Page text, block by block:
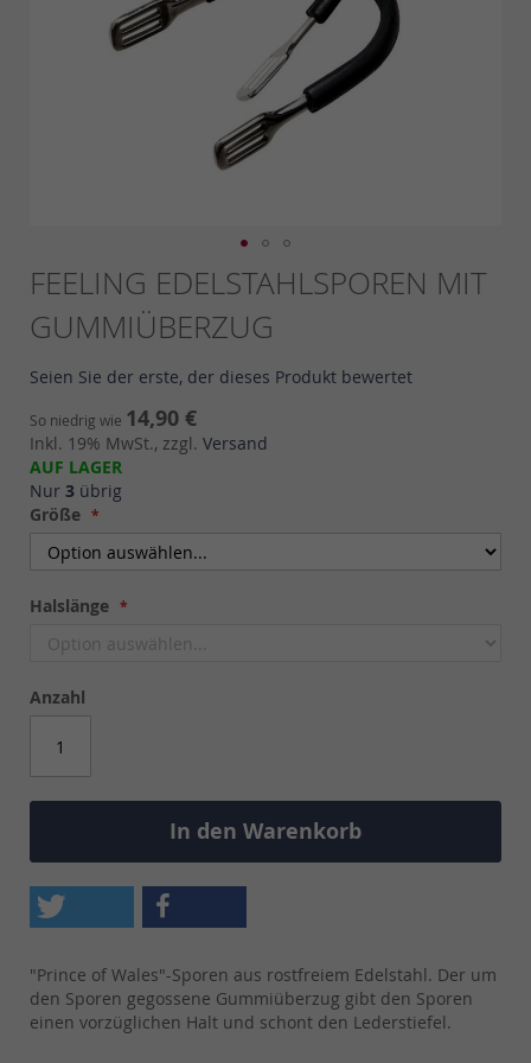
Skip
to
the
beginning
of
the
images
gallery
FEELING EDELSTAHLSPOREN MIT
GUMMIÜBERZUG
Seien Sie der erste, der dieses Produkt bewertet
So niedrig wie 14,90 €
Inkl. 19% MwSt., zzgl. Versand
AUF LAGER
Nur 3 übrig
Größe
Halslänge
Anzahl
In den Warenkorb
"Prince of Wales"-Sporen aus rostfreiem Edelstahl. Der um
den Sporen gegossene Gummiüberzug gibt den Sporen
einen vorzüglichen Halt und schont den Lederstiefel.